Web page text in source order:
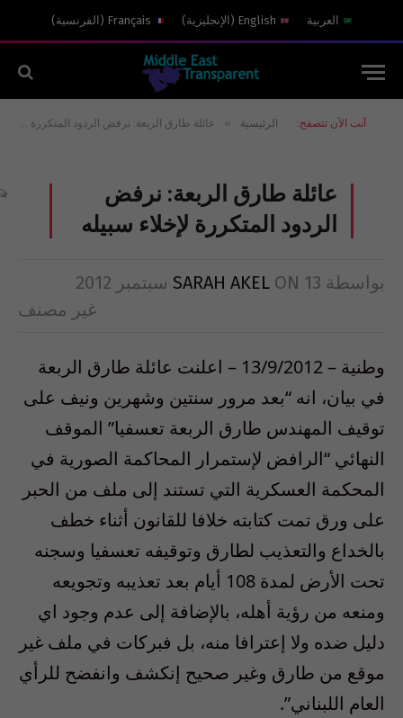
العربية English
( الإنجليزية)
Français
( الفرنسية)
أنت الآن تتصفح: الرئيسية » عائلة طارق الربعة: نرفض الردود المتكررة لإخلاء سبيله
عائلة طارق الربعة: نرفض
الردود المتكررة لإخلاء سبيله
بواسطة SARAH AKEL ON 13 سبتمبر 2012
غير مصنف
وطنية – 13/9/2012 – اعلنت عائلة طارق الربعة
في بيان، انه “بعد مرور سنتين وشهرين ونيف على
توقيف المهندس طارق الربعة تعسفيا” الموقف
النهائي “الرافض لإستمرار المحاكمة الصورية في
المحكمة العسكرية التي تستند إلى ملف من الحبر
على ورق تمت كتابته خلافا للقانون أثناء خطف
بالخداع والتعذيب لطارق وتوقيفه تعسفيا وسجنه
تحت الأرض لمدة 108 أيام بعد تعذيبه وتجويعه
ومنعه من رؤية أهله، بالإضافة إلى عدم وجود اي
دليل ضده ولا إعترافا منه، بل فبركات في ملف غير
موقع من طارق وغير صحيح إنكشف وانفضح للرأي
العام اللبناني”.